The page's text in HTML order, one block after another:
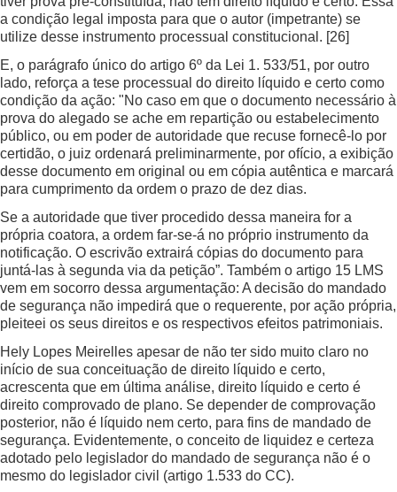
a condição legal imposta para que o autor (impetrante) se
utilize desse instrumento processual constitucional. [26]
E, o parágrafo único do artigo 6º da Lei 1. 533/51, por outro
lado, reforça a tese processual do direito líquido e certo como
condição da ação: "No caso em que o documento necessário à
prova do alegado se ache em repartição ou estabelecimento
público, ou em poder de autoridade que recuse fornecê-lo por
certidão, o juiz ordenará preliminarmente, por ofício, a exibição
desse documento em original ou em cópia autêntica e marcará
para cumprimento da ordem o prazo de dez dias.
Se a autoridade que tiver procedido dessa maneira for a
própria coatora, a ordem far-se-á no próprio instrumento da
notificação. O escrivão extrairá cópias do documento para
juntá-las à segunda via da petição”. Também o artigo 15 LMS
vem em socorro dessa argumentação: A decisão do mandado
de segurança não impedirá que o requerente, por ação própria,
pleiteei os seus direitos e os respectivos efeitos patrimoniais.
Hely Lopes Meirelles apesar de não ter sido muito claro no
início de sua conceituação de direito líquido e certo,
acrescenta que em última análise, direito líquido e certo é
direito comprovado de plano. Se depender de comprovação
posterior, não é líquido nem certo, para fins de mandado de
segurança. Evidentemente, o conceito de liquidez e certeza
adotado pelo legislador do mandado de segurança não é o
mesmo do legislador civil (artigo 1.533 do CC).